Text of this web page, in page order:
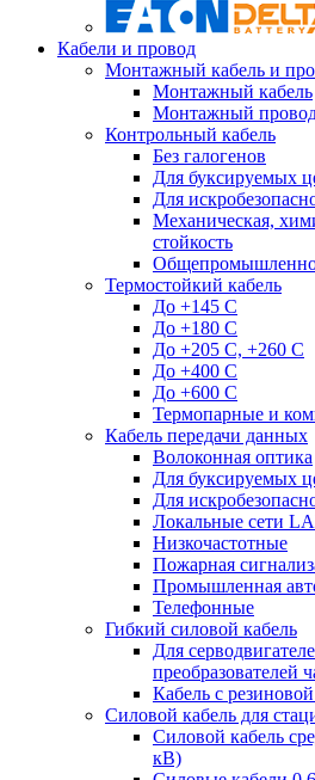
Кабели и провод
Монтажный кабель и
Монтажный кабель
Монтажный
Контрольный кабель
Без галогенов
Для буксируемых
Для
Механическая,
стойкость
Термостойкий кабель
До +145 С
До +180 C
До +205 С, +260 С
До +400 C
До +600 С
Термопарные и
Кабель передачи данных
Волоконная оптика
Для буксируемых
Для
Локальные сети
Низкочастотные
Пожарная
Промышленная
Телефонные
Гибкий силовой кабель
Для
преобразователей
Кабель с
Силовой кабель для
Силовой кабель
кВ)